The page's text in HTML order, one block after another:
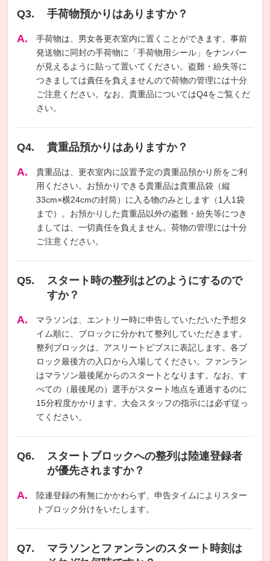
手荷物預かりはありますか？
手荷物は、男女各更衣室内に置くことができます。事前
発送物に同封の手荷物に「手荷物用シール」をナンバー
が見えるように貼って置いてください。盗難・紛失等に
つきましては責任を負えませんので荷物の管理には十分
ご注意ください。なお、貴重品についてはQ4をご覧くだ
さい。
貴重品預かりはありますか？
貴重品は、更衣室内に設置予定の貴重品預かり所をご利
用ください。お預かりできる貴重品は貴重品袋（縦
33cm×横24cmの封筒）に入る物のみとします（1人1袋
まで）。お預かりした貴重品以外の盗難・紛失等につき
ましては、一切責任を負えません。荷物の管理には十分
ご注意ください。
スタート時の整列はどのようにするので
すか？
マラソンは、エントリー時に申告していただいた予想タ
イム順に、ブロックに分かれて整列していただきます。
整列ブロックは、アスリートビブスに表記します。各ブ
ロック最後方の入口から入場してください。ファンラン
はマラソン最後尾からのスタートとなります。なお、す
べての（最後尾の）選手がスタート地点を通過するのに
15分程度かかります。大会スタッフの指示には必ず従っ
てください。
スタートブロックへの整列は陸連登録者
が優先されますか？
陸連登録の有無にかかわらず、申告タイムによりスター
トブロック分けをいたします。
マラソンとファンランのスタート時刻は